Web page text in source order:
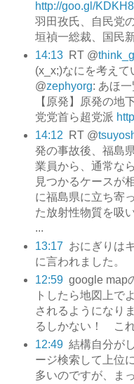
http://goo.gl/KDKH8
羽田孜氏、自民党
垣禎一総裁、国民
14:13
RT @
(x_x;)なにを考え
@zephyorg: あほ
【原発】原発の地
党党首ら超党派
14:12
RT @
発の事故後、福島
業員から、通常な
見つかるケースが
に福島県に立ち寄
た放射性物質を吸
...
13:17 おにぎりは
に言われました。
12:59 google map
トしたら地図上で
されるようになり
るしかない！ こ
12:49 結構自分が
ージ検索して上位
多いのですが、ま